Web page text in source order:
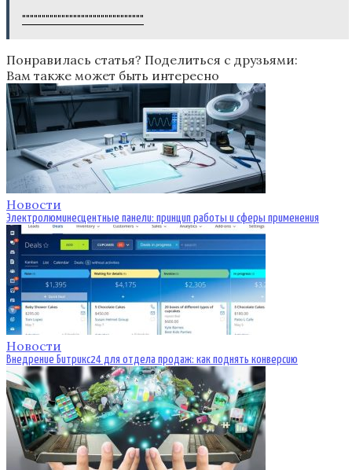
"""""""""""""""""""""""""""""""
Понравилась статья? Поделиться с друзьями:
Вам также может быть интересно
Новости
Электролюминесцентные панели: принцип работы и сферы применения
Новости
Внедрение Битрикс24 для отдела продаж: как поднять конверсию